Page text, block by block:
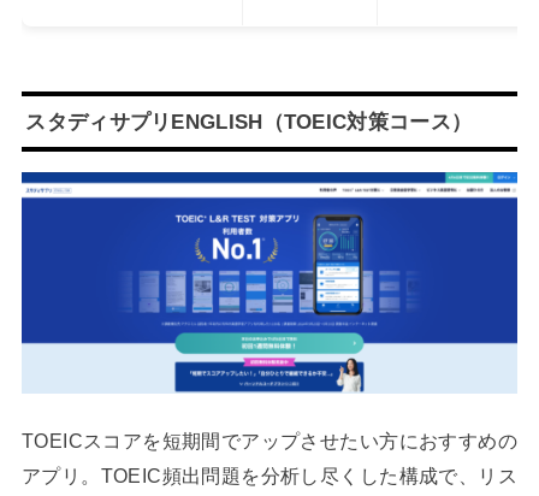
スタディサプリENGLISH（TOEIC対策コース）
TOEICスコアを短期間でアップさせたい方におすすめの
アプリ。TOEIC頻出問題を分析し尽くした構成で、リス